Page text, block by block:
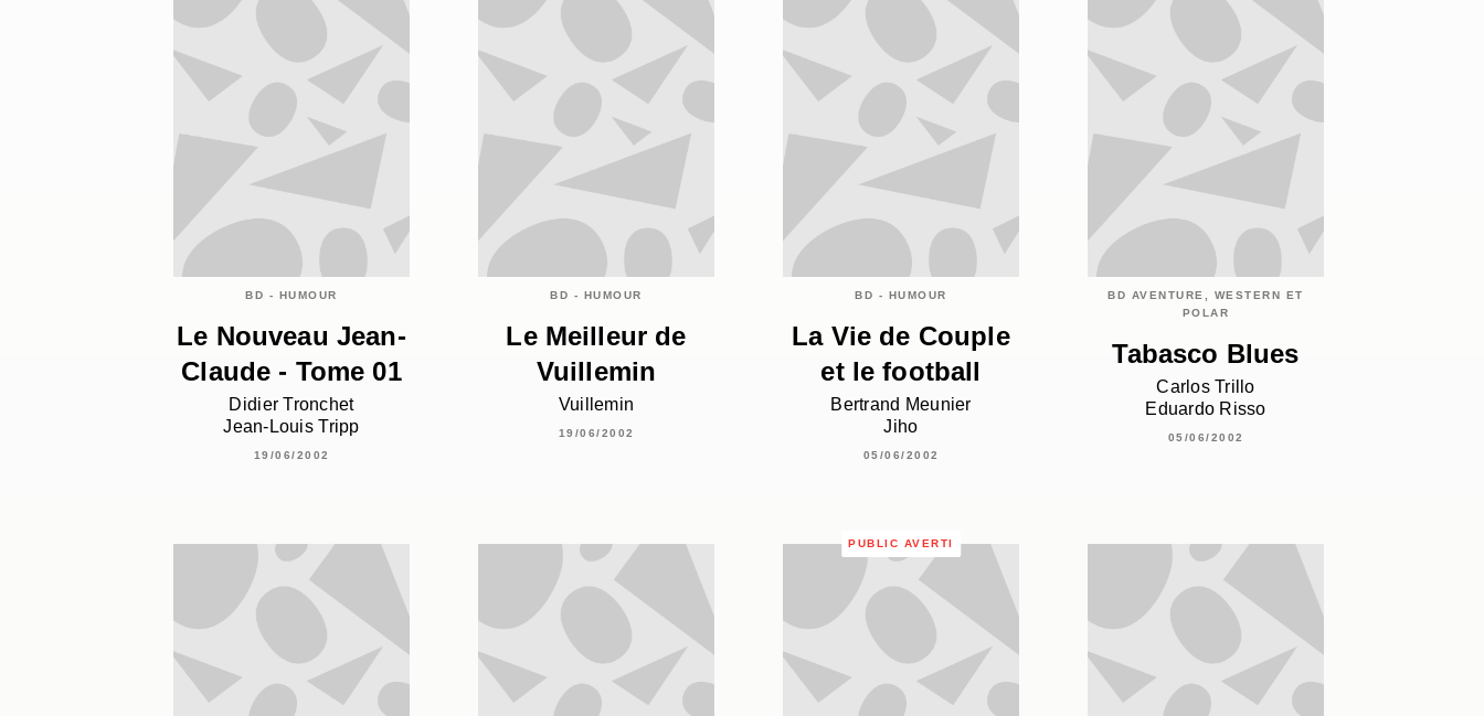
BD - HUMOUR
Le Nouveau Jean-
Claude - Tome 01
Didier Tronchet
Jean-Louis Tripp
19/06/2002
BD - HUMOUR
Le Meilleur de
Vuillemin
Vuillemin
19/06/2002
BD - HUMOUR
La Vie de Couple
et le football
Bertrand Meunier
Jiho
05/06/2002
BD AVENTURE, WESTERN ET
POLAR
Tabasco Blues
Carlos Trillo
Eduardo Risso
05/06/2002
PUBLIC AVERTI